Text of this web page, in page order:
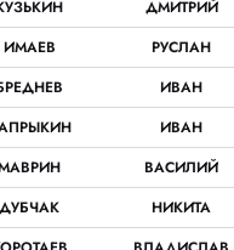
ДМИТРИЙ
ИМАЕВ РУСЛАН
ИВАН
ИВАН
ВАСИЛИЙ
ДУБЧАК НИКИТА